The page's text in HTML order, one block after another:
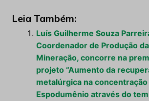
Leia Também:
Luís Guilherme Souza
Coordenador de Produção
Mineração, concorre na
projeto “Aumento da
metalúrgica na
Espodumênio através do